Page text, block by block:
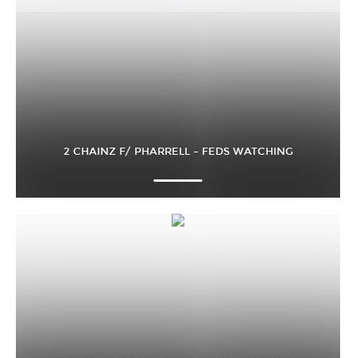
2 CHAINZ F/ PHARRELL – FEDS WATCHING